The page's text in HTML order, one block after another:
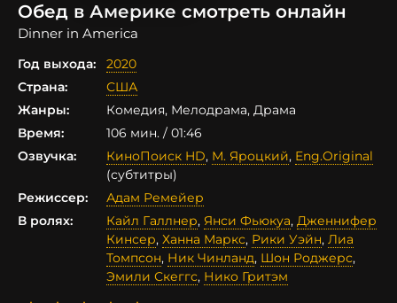
Обед в Америке смотреть онлайн
Dinner in America
Год выхода:
2020
Страна:
США
Жанры:
Комедия, Мелодрама, Драма
Время:
106 мин. / 01:46
Озвучка:
КиноПоиск HD, М. Яроцкий, Eng.Original
(субтитры)
Режиссер:
Адам Ремейер
В ролях:
Кайл Галлнер, Янси Фьюкуа, Дженнифер
Кинсер, Ханна Маркс, Рики Уэйн, Лиа
Томпсон, Ник Чинланд, Шон Роджерс,
Эмили Скеггс, Нико Гритэм